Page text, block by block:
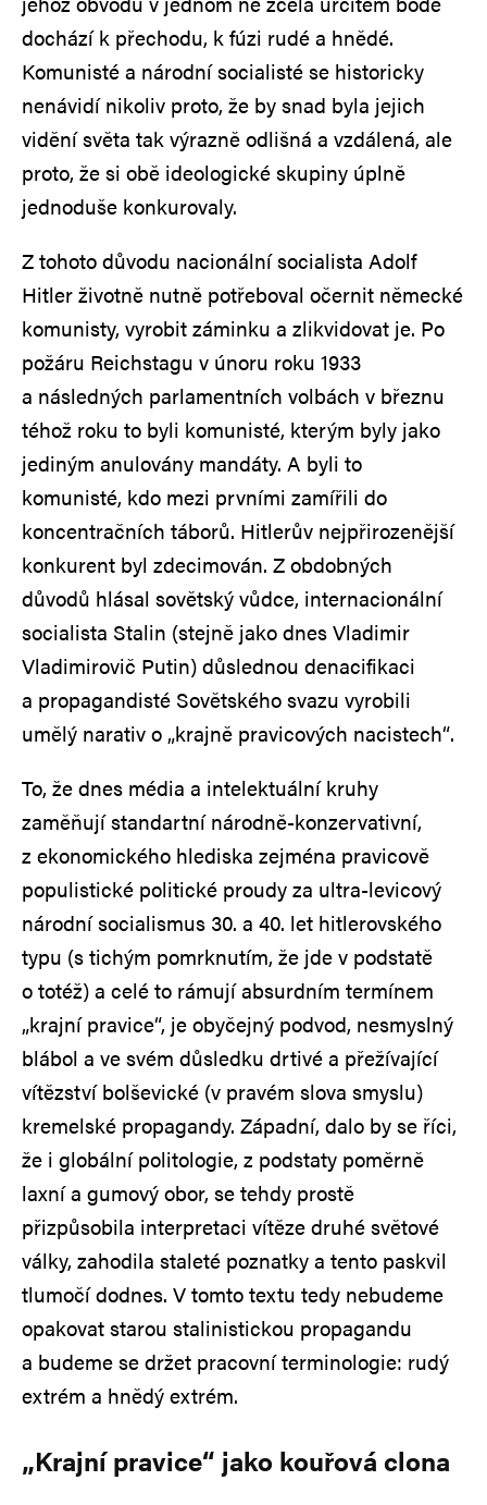
dochází k přechodu, k fúzi rudé a hnědé.
Komunisté a národní socialisté se historicky
nenávidí nikoliv proto, že by snad byla jejich
vidění světa tak výrazně odlišná a vzdálená, ale
proto, že si obě ideologické skupiny úplně
jednoduše konkurovaly.
Z tohoto důvodu nacionální socialista Adolf
Hitler životně nutně potřeboval očernit německé
komunisty, vyrobit záminku a zlikvidovat je. Po
požáru Reichstagu v únoru roku 1933
a následných parlamentních volbách v březnu
téhož roku to byli komunisté, kterým byly jako
jediným anulovány mandáty. A byli to
komunisté, kdo mezi prvními zamířili do
koncentračních táborů. Hitlerův nejpřirozenější
konkurent byl zdecimován. Z obdobných
důvodů hlásal sovětský vůdce, internacionální
socialista Stalin (stejně jako dnes Vladimir
Vladimirovič Putin) důslednou denacifikaci
a propagandisté Sovětského svazu vyrobili
umělý narativ o „krajně pravicových nacistech“.
To, že dnes média a intelektuální kruhy
zaměňují standartní národně-konzervativní,
z ekonomického hlediska zejména pravicově
populistické politické proudy za ultra-levicový
národní socialismus 30. a 40. let hitlerovského
typu (s tichým pomrknutím, že jde v podstatě
o totéž) a celé to rámují absurdním termínem
„krajní pravice“, je obyčejný podvod, nesmyslný
blábol a ve svém důsledku drtivé a přežívající
vítězství bolševické (v pravém slova smyslu)
kremelské propagandy. Západní, dalo by se říci,
že i globální politologie, z podstaty poměrně
laxní a gumový obor, se tehdy prostě
přizpůsobila interpretaci vítěze druhé světové
války, zahodila staleté poznatky a tento paskvil
tlumočí dodnes. V tomto textu tedy nebudeme
opakovat starou stalinistickou propagandu
a budeme se držet pracovní terminologie: rudý
extrém a hnědý extrém.
„Krajní pravice“ jako kouřová clona